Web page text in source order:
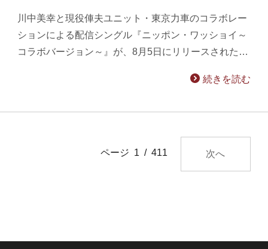
川中美幸と現役俥夫ユニット・東京力車のコラボレー
ションによる配信シングル『ニッポン・ワッショイ～
コラボバージョン～』が、8月5日にリリースされた…
続きを読む
ページ 1 / 411 次へ